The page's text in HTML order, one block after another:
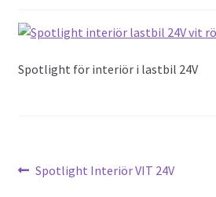
Övriga produkter
Spotlight för interiör i lastbil 24V
Inläggsnavigering
Föregående
Spotlight Interiör VIT 24V